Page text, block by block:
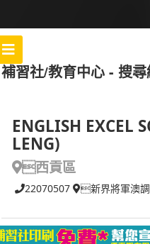
補習社/教育中心 - 搜尋
ENGLISH EXCEL
LENG)
西貢區
22070507 新界將軍澳